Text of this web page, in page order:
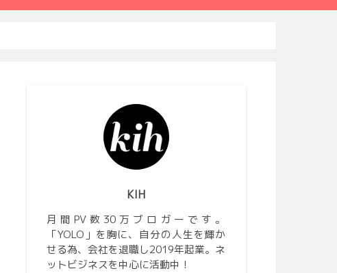
KIH
月間PV数30万ブロガーです。
「YOLO」を胸に、自分の人生を輝か
せる為、会社を退職し2019年起業。ネ
ットビジネスを中心に活動中！